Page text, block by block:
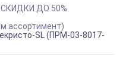
ДО 50%
ассортимент)
SL (ПРМ-03-8017-